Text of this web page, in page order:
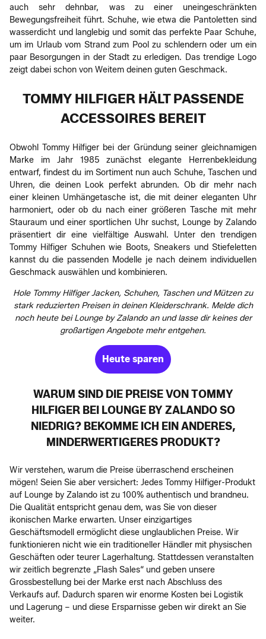
auch sehr dehnbar, was zu einer uneingeschränkten
Bewegungsfreiheit führt. Schuhe, wie etwa die Pantoletten sind
wasserdicht und langlebig und somit das perfekte Paar Schuhe,
um im Urlaub vom Strand zum Pool zu schlendern oder um ein
paar Besorgungen in der Stadt zu erledigen. Das trendige Logo
zeigt dabei schon von Weitem deinen guten Geschmack.
TOMMY HILFIGER HÄLT PASSENDE
ACCESSOIRES BEREIT
Obwohl Tommy Hilfiger bei der Gründung seiner gleichnamigen
Marke im Jahr 1985 zunächst elegante Herrenbekleidung
entwarf, findest du im Sortiment nun auch Schuhe, Taschen und
Uhren, die deinen Look perfekt abrunden. Ob dir mehr nach
einer kleinen Umhängetasche ist, die mit deiner eleganten Uhr
harmoniert, oder ob du nach einer größeren Tasche mit mehr
Stauraum und einer sportlichen Uhr suchst, Lounge by Zalando
präsentiert dir eine vielfältige Auswahl. Unter den trendigen
Tommy Hilfiger Schuhen wie Boots, Sneakers und Stiefeletten
kannst du die passenden Modelle je nach deinem individuellen
Geschmack auswählen und kombinieren.
Hole Tommy Hilfiger Jacken, Schuhen, Taschen und Mützen zu
stark reduzierten Preisen in deinen Kleiderschrank. Melde dich
noch heute bei Lounge by Zalando an und lasse dir keines der
großartigen Angebote mehr entgehen.
Heute sparen
WARUM SIND DIE PREISE VON TOMMY
HILFIGER BEI LOUNGE BY ZALANDO SO
NIEDRIG? BEKOMME ICH EIN ANDERES,
MINDERWERTIGERES PRODUKT?
Wir verstehen, warum die Preise überraschend erscheinen
mögen! Seien Sie aber versichert: Jedes Tommy Hilfiger-Produkt
auf Lounge by Zalando ist zu 100% authentisch und brandneu.
Die Qualität entspricht genau dem, was Sie von dieser
ikonischen Marke erwarten. Unser einzigartiges
Geschäftsmodell ermöglicht diese unglaublichen Preise. Wir
funktionieren nicht wie ein traditioneller Händler mit physischen
Geschäften oder teurer Lagerhaltung. Stattdessen veranstalten
wir zeitlich begrenzte „Flash Sales“ und geben unsere
Grossbestellung bei der Marke erst nach Abschluss des
Verkaufs auf. Dadurch sparen wir enorme Kosten bei Logistik
und Lagerung – und diese Ersparnisse geben wir direkt an Sie
weiter.